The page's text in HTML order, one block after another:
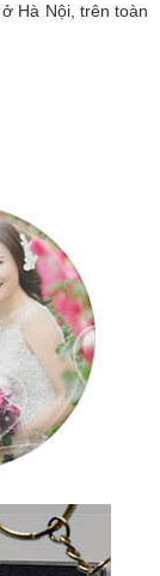
Hà Nội, trên toàn